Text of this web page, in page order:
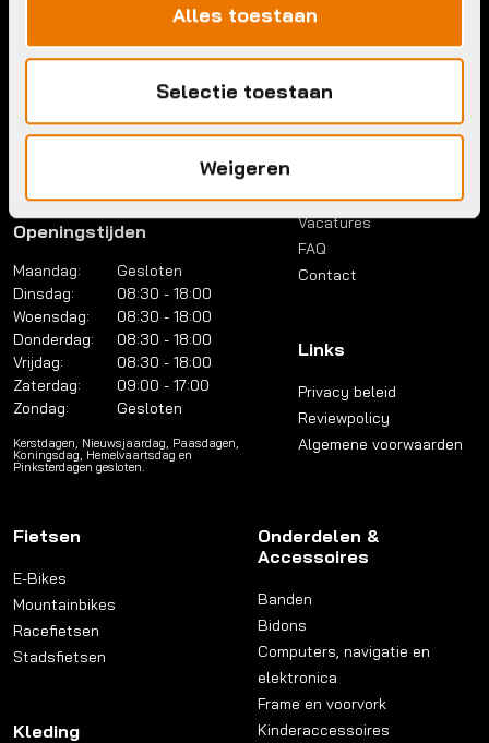
Alles toestaan
Selectie toestaan
Weigeren
Contact
036 5304422
Adres:
Brouwerstraat 8B
1315 BP Almere
Openingstijden
Maandag:
Gesloten
Dinsdag:
08:30 - 18:00
Woensdag:
08:30 - 18:00
Donderdag:
08:30 - 18:00
Vrijdag:
08:30 - 18:00
Zaterdag:
09:00 - 17:00
Zondag:
Gesloten
Kerstdagen, Nieuwsjaardag, Paasdagen,
Koningsdag, Hemelvaartsdag en
Pinksterdagen gesloten.
Menu
Account
Lease a bike
Werkplaats
Vacatures
FAQ
Contact
Links
Privacy beleid
Reviewpolicy
Algemene voorwaarden
Fietsen
E-Bikes
Mountainbikes
Racefietsen
Stadsfietsen
Kleding
Onderdelen &
Accessoires
Banden
Bidons
Computers, navigatie en
elektronica
Frame en voorvork
Kinderaccessoires